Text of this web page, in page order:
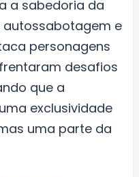
a sabedoria da
autossabotagem e
personagens
desafios
que a
exclusividade
uma parte da